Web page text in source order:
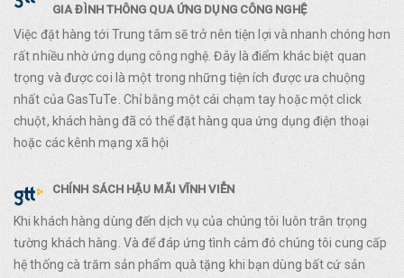
GIA ĐÌNH THÔNG QUA ỨNG DỤNG CÔNG NGHỆ
Việc đặt hàng tới Trung tâm sẽ trở nên tiện lợi và nhanh chóng hơn
rất nhiều nhờ ứng dụng công nghệ. Đây là điểm khác biệt quan
trọng và được coi là một trong những tiện ích được ưa chuộng
nhất của GasTuTe. Chỉ bằng một cái chạm tay hoặc một click
chuột, khách hàng đã có thể đặt hàng qua ứng dụng điện thoại
hoặc các kênh mạng xã hội
CHÍNH SÁCH HẬU MÃI VĨNH VIỄN
Khi khách hàng dùng đến dịch vụ của chúng tôi luôn trân trọng
tường khách hàng. Và để đáp ứng tình cảm đó chúng tôi cung cấp
hệ thống cà trăm sản phẩm quà tặng khi bạn dùng bất cứ sản